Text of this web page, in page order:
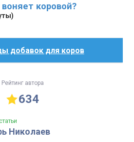
коровой?
добавок для коров
Рейтинг автора
634
Николаев